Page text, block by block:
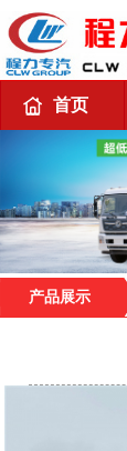
首页
产品展示